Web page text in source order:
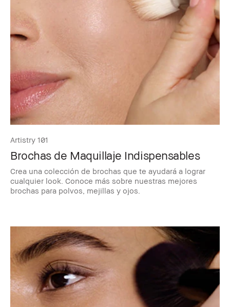
Artistry 101
Brochas de Maquillaje Indispensables
Crea una colección de brochas que te ayudará a lograr
cualquier look. Conoce más sobre nuestras mejores
brochas para polvos, mejillas y ojos.